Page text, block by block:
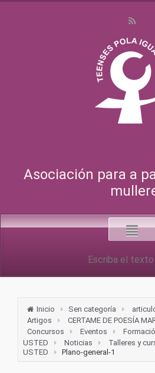
Asociación para a
Inicio Sen categoría
Artigos
CERTAME DE POESÍA
Concursos
Eventos
USTED
Noticias Talleres y
USTED
Plano-general-1